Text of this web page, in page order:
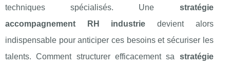
techniques spécialisés. Une stratégie
accompagnement RH industrie devient alors
indispensable pour anticiper ces besoins et sécuriser les
talents. Comment structurer efficacement sa stratégie